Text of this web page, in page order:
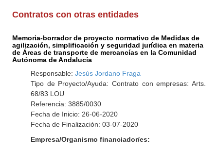
Contratos con otras entidades
Memoria-borrador de proyecto normativo de Medidas de
agilización, simplificación y seguridad jurídica en materia
de Áreas de transporte de mercancías en la Comunidad
Autónoma de Andalucía
Responsable: Jesús Jordano Fraga
Tipo de Proyecto/Ayuda: Contrato con empresas: Arts.
68/83 LOU
Referencia: 3885/0030
Fecha de Inicio: 26-06-2020
Fecha de Finalización: 03-07-2020
Empresa/Organismo financiador/es: